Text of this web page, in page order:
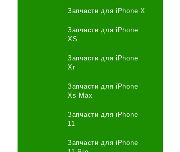
Запчасти для iPhone X
Запчасти для iPhone
XS
Запчасти для iPhone
Xr
Запчасти для iPhone
Xs Max
Запчасти для iPhone
11
Запчасти для iPhone